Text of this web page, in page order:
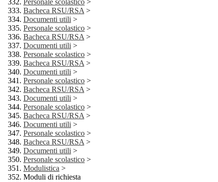
Personale scolastico >
Bacheca RSU/RSA >
Documenti utili >
Personale scolastico >
Bacheca RSU/RSA >
Documenti utili >
Personale scolastico >
Bacheca RSU/RSA >
Documenti utili >
Personale scolastico >
Bacheca RSU/RSA >
Documenti utili >
Personale scolastico >
Bacheca RSU/RSA >
Documenti utili >
Personale scolastico >
Bacheca RSU/RSA >
Documenti utili >
Personale scolastico >
Modulistica >
Moduli di richiesta